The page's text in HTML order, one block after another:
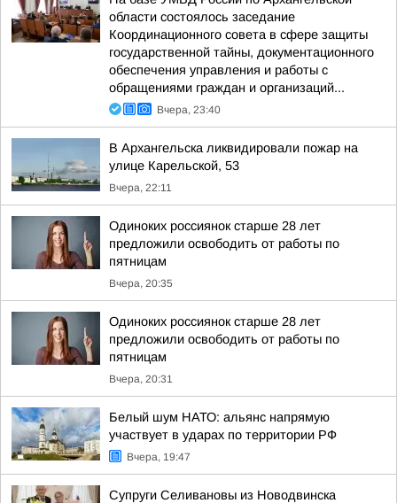
области состоялось заседание
Координационного совета в сфере защиты
государственной тайны, документационного
обеспечения управления и работы с
обращениями граждан и организаций...
Вчера, 23:40
В Архангельска ликвидировали пожар на
улице Карельской, 53
Вчера, 22:11
Одиноких россиянок старше 28 лет
предложили освободить от работы по
пятницам
Вчера, 20:35
Одиноких россиянок старше 28 лет
предложили освободить от работы по
пятницам
Вчера, 20:31
Белый шум НАТО: альянс напрямую
участвует в ударах по территории РФ
Вчера, 19:47
Супруги Селивановы из Новодвинска